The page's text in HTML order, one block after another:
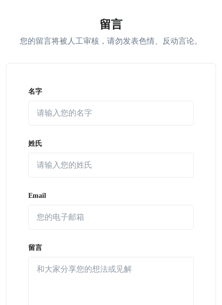
留言
您的留言将被人工审核，请勿发表色情、反动言论。
名字
姓氏
Email
留言